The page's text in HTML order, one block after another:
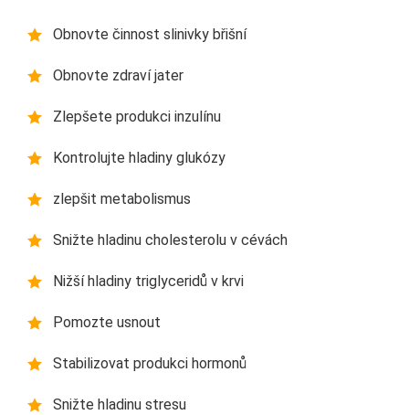
Obnovte činnost slinivky břišní
Obnovte zdraví jater
Zlepšete produkci inzulínu
Kontrolujte hladiny glukózy
zlepšit metabolismus
Snižte hladinu cholesterolu v cévách
Nižší hladiny triglyceridů v krvi
Pomozte usnout
Stabilizovat produkci hormonů
Snižte hladinu stresu